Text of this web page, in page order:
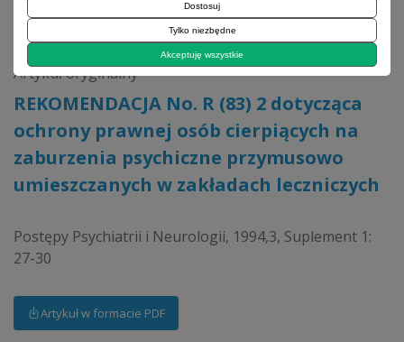
1994, tom 3, zeszyt 4
Artykuł oryginalny
REKOMENDACJA No. R (83) 2 dotycząca
ochrony prawnej osób cierpiących na
zaburzenia psychiczne przymusowo
umieszczanych w zakładach leczniczych
Postępy Psychiatrii i Neurologii, 1994,3, Suplement 1:
27-30
Artykuł w formacie PDF
Dostosuj
Tylko niezbędne
Akceptuję wszystkie